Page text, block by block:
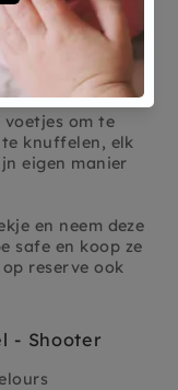
beer of
zon.
mee te
neemt
voelt zo snel
om te
knuffelen, elk
eigen manier
en neem deze
safe en koop ze
reserve ook
- Shooter